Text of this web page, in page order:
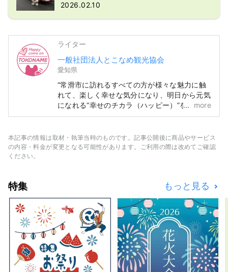
2026.02.10
ライター
一般社団法人とこなめ観光協会
愛知県
“常滑市に訪れるすべての方が様々な魅力に触
れて、楽しく幸せな気分になり、明日から元気
になれる“幸せのチカラ（ハッピー）”を持って
帰ってほしい“という想いが込めた「Happy
ナメ）」をキーワードに観光PRを行っていま
す。
more
本記事の情報は取材・執筆当時のものです。記事公開後に商品やサービス
の内容・料金が変更となる可能性があります。ご利用の際は改めてご確認
ください。
特集 もっと見る